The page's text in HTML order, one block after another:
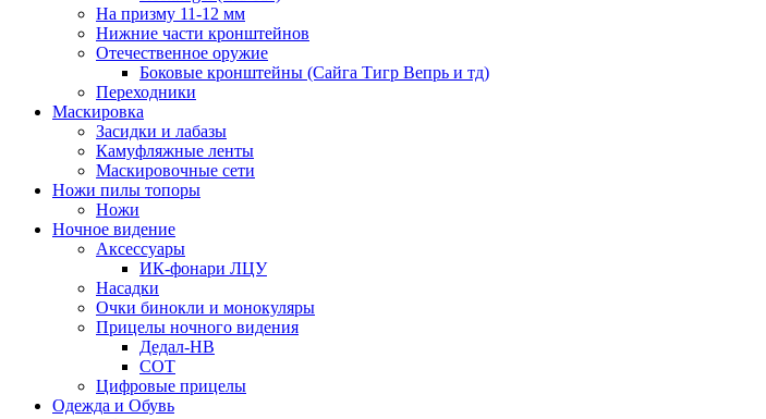
На призму 11-12 мм
Нижние части кронштейнов
Отечественное оружие
Боковые кронштейны (Сайга Тигр Вепрь и тд)
Переходники
Маскировка
Засидки и лабазы
Камуфляжные ленты
Маскировочные сети
Ножи пилы топоры
Ножи
Ночное видение
Аксессуары
ИК-фонари ЛЦУ
Насадки
Очки бинокли и монокуляры
Прицелы ночного видения
Дедал-НВ
СОТ
Цифровые прицелы
Одежда и Обувь